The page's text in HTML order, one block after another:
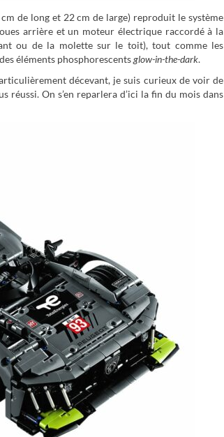
de long et 22 cm de large) reproduit le système
arrière et un moteur électrique raccordé à la
ou de la molette sur le toit), tout comme les
éléments phosphorescentsglow-in-the-dark.
décevant, je suis curieux de voir de
réussi. On s’en reparlera d’ici la fin du mois dans